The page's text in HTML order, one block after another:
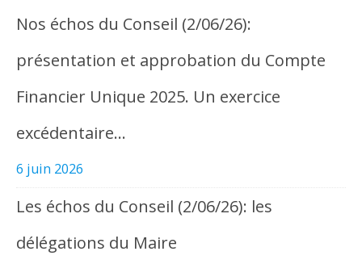
Nos échos du Conseil (2/06/26):
présentation et approbation du Compte
Financier Unique 2025. Un exercice
excédentaire…
6 juin 2026
Les échos du Conseil (2/06/26): les
délégations du Maire